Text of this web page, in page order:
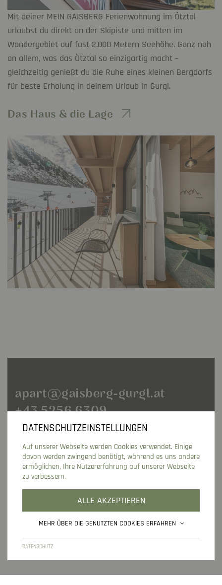
Mit deiner MEIN GAISBERG Ferienwohnung im Ötztal
urlaubst du direkt an der Skipiste und mitten im
Wandergebiet auf fast 2.000 Metern Seehöhe. Ganz nah
an allem, was das Ötztal so einzigartig macht –
gleichzeitig genießt du die Ruhe eines kleinen Bergdorfs
für beste Erholung in deinem Urlaub in Gurgl.
Das Haus & die Lage
apart@gaisberg-gurgl.at
+43 5256 6309
FAMILIE KUHN
6456 GURGL
ONLINE BUCHEN
ANFRAGEN
ONLINE CHECK-IN
HOMEIMPRESSUMDATENSCHUTZSITEMAP
DATENSCHUTZEINSTELLUNGEN
Auf unserer Webseite werden Cookies verwendet. Einige
davon werden zwingend benötigt, während es uns andere
ermöglichen, Ihre Nutzererfahrung auf unserer Webseite
zu verbessern.
ALLE AKZEPTIEREN
MEHR ÜBER DIE GENUTZTEN COOKIES ERFAHREN
DATENSCHUTZ